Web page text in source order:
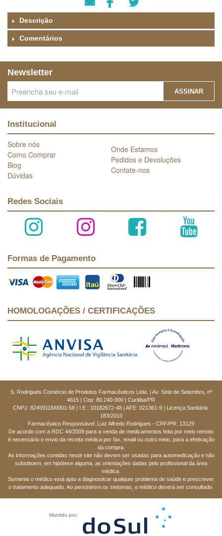
Descrição
Comentários
Newsletter
ASSINAR
Institucional
Sobre nós
Como Comprar
Blog
Dúvidas
Onde Estamos
Pedidos e Devoluções
Contate-nos
Redes Sociais
Formas de Pagamento
HOMOLOGAÇÕES / CERTIFICAÇÕES
S. Rodrigues Comércio de Produtos Farmacêuticos Ltda. | Av. Sete de Setembro, nº
4615 | Cep: 80.240-000 | Curitiba/PR
CNPJ: 82459116/0001-58 | I.E.: 10182672-48 | AFE: 021361-9 | Licença Sanitária:
183/2010
Farmacêutico Responsável: Luiz Alfredo Rodrigues - CRF/PR: 13129
De acordo com a RDC 44/2009 para a venda de medicamentos feita por meio remoto
é necessário o envio da receita médica por fax, email ou outro meio, para a efetivação
da compra.
As informações contidas neste site não devem ser usadas para automedicação e não
substituem, em hipótese alguma, as orientações dadas pelo profissional da área
médica.
Somente o médico está apto a diagnosticar qualquer problema de saúde e prescrever
o tratamento adequado. Ao persistirem os sintomas, o médico deverá ser consultado.
Mantido por: